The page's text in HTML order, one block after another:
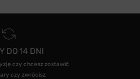
DO 14 DNI
czy chcesz zostawić
czy zwrócisz